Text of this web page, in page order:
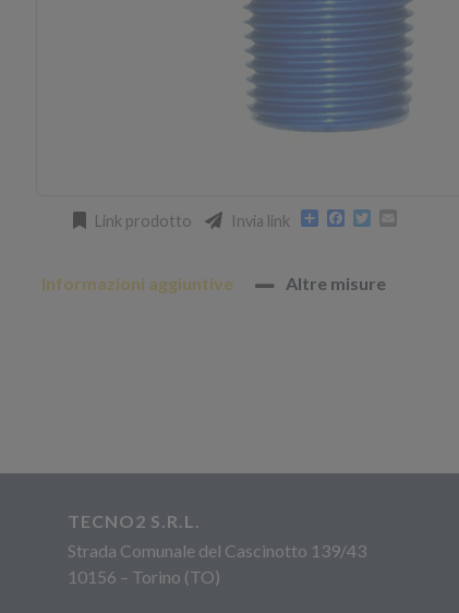
Link prodotto Invia link Condividi
Facebook
Twitter
Email
Informazioni aggiuntive Altre misure
TECNO2 S.R.L.
Strada Comunale del Cascinotto 139/43
10156 – Torino (TO)